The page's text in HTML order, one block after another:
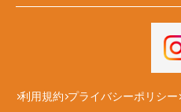
利用規約 プライバシーポリシー